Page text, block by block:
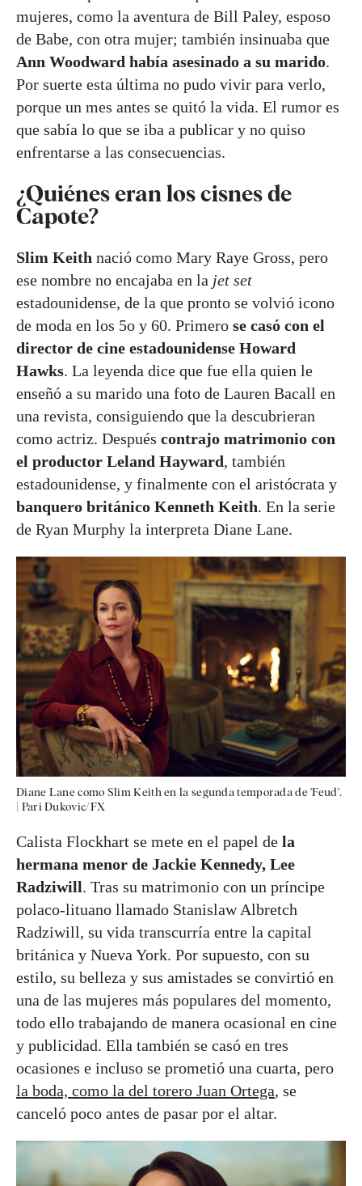
mujeres, como la aventura de Bill Paley, esposo
de Babe, con otra mujer; también insinuaba que
Ann Woodward había asesinado a su marido.
Por suerte esta última no pudo vivir para verlo,
porque un mes antes se quitó la vida. El rumor es
que sabía lo que se iba a publicar y no quiso
enfrentarse a las consecuencias.
¿Quiénes eran los cisnes de
Capote?
Slim Keith nació como Mary Raye Gross, pero
ese nombre no encajaba en la jet set
estadounidense, de la que pronto se volvió icono
de moda en los 5o y 60. Primero se casó con el
director de cine estadounidense Howard
Hawks. La leyenda dice que fue ella quien le
enseñó a su marido una foto de Lauren Bacall en
una revista, consiguiendo que la descubrieran
como actriz. Después contrajo matrimonio con
el productor Leland Hayward, también
estadounidense, y finalmente con el aristócrata y
banquero británico Kenneth Keith. En la serie
de Ryan Murphy la interpreta Diane Lane.
Diane Lane como Slim Keith en la segunda temporada de 'Feud'.
Pari Dukovic/FX
Calista Flockhart se mete en el papel de la
hermana menor de Jackie Kennedy, Lee
Radziwill. Tras su matrimonio con un príncipe
polaco-lituano llamado Stanislaw Albretch
Radziwill, su vida transcurría entre la capital
británica y Nueva York. Por supuesto, con su
estilo, su belleza y sus amistades se convirtió en
una de las mujeres más populares del momento,
todo ello trabajando de manera ocasional en cine
y publicidad. Ella también se casó en tres
ocasiones e incluso se prometió una cuarta, pero
la boda, como la del torero Juan Ortega, se
canceló poco antes de pasar por el altar.